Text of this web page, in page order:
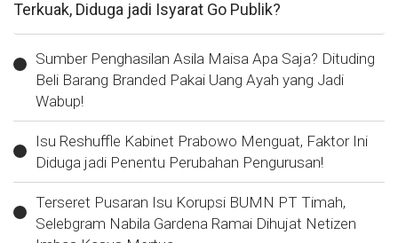
Terkuak, Diduga jadi Isyarat Go Publik?
Sumber Penghasilan Asila Maisa Apa Saja? Dituding
Beli Barang Branded Pakai Uang Ayah yang Jadi
Wabup!
Isu Reshuffle Kabinet Prabowo Menguat, Faktor Ini
Diduga jadi Penentu Perubahan Pengurusan!
Terseret Pusaran Isu Korupsi BUMN PT Timah,
Selebgram Nabila Gardena Ramai Dihujat Netizen